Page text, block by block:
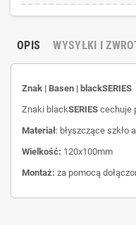
OPIS WYSYŁKI I
Znak | Basen | blackSERIES
Znaki blackSERIES cechuje
Materiał: błyszczące szkło
Wielkość: 120x100mm
Montaż: za pomocą